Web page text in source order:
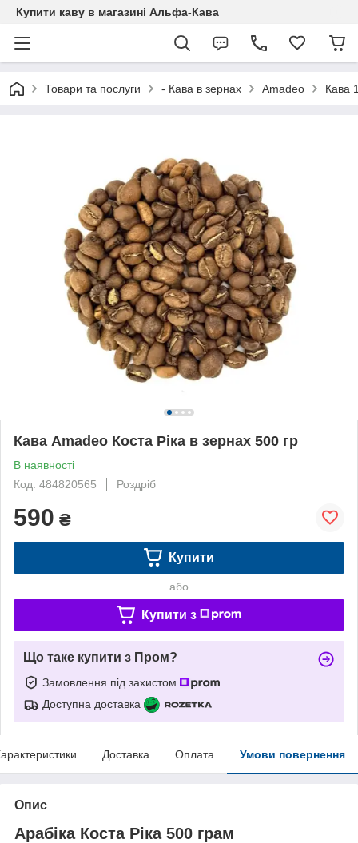
Купити каву в магазині Альфа-Кава
Товари та послуги - Кава в зернах Amadeo Кава
Кава Amadeo Коста Ріка в зернах 500 гр
В наявності
Код: 484820565
Роздріб
590 ₴
Купити
або
Купити з
Що таке купити з Пром?
Замовлення під захистом
Доступна доставка
Доставка Оплата Умови повернення
Опис
Арабіка Коста Ріка 500 грам